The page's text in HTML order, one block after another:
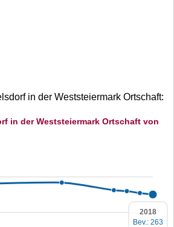
in der Weststeiermark Ortschaft:
in der Weststeiermark Ortschaft von
2018
Bev.: 263